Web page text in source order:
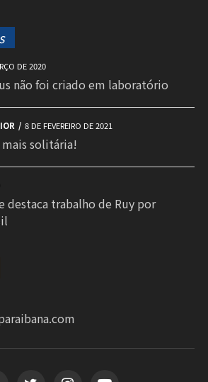
DE 2020
não foi criado em laboratório
8 DE FEVEREIRO DE 2021
solitária!
destaca trabalho de Ruy por